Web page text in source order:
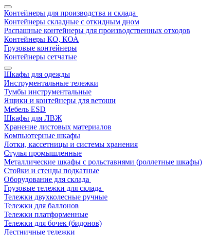
Контейнеры для производства и склада
Контейнеры складные с откидным дном
Распашные контейнеры для производственных отходов
Контейнеры КО, КОА
Грузовые контейнеры
Контейнеры сетчатые
Шкафы для одежды
Инструментальные тележки
Тумбы инструментальные
Ящики и контейнеры для ветоши
Мебель ESD
Шкафы для ЛВЖ
Хранение листовых материалов
Компьютерные шкафы
Лотки, кассетницы и системы хранения
Стулья промышленные
Металлические шкафы с рольставнями (роллетные шкафы)
Стойки и стенды подкатные
Оборудование для склада
Грузовые тележки для склада
Тележки двухколесные ручные
Тележки для баллонов
Тележки платформенные
Тележки для бочек (бидонов)
Лестничные тележки